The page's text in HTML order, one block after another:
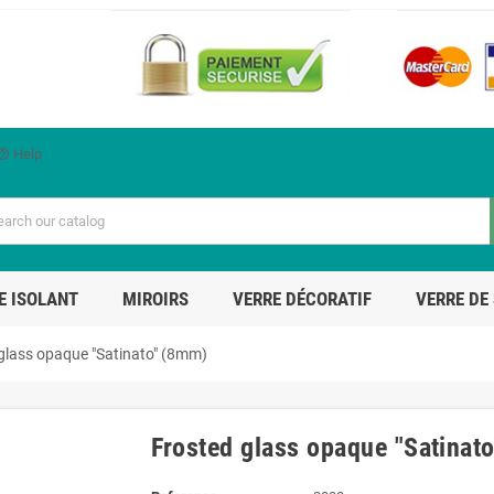
Help
ISOLANT MIROIRS VERRE DÉCORATIF VERRE
opaque "Satinato" (8mm)
Frosted glass opaque